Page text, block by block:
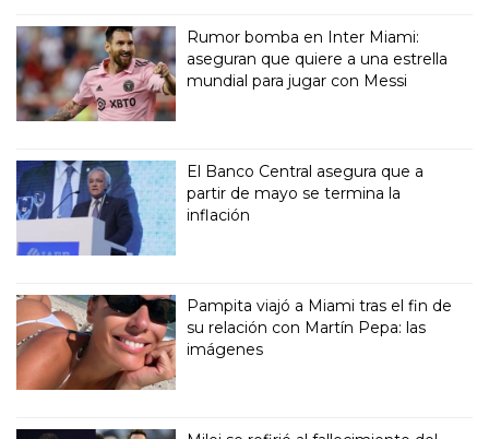
Rumor bomba en Inter Miami:
aseguran que quiere a una estrella
mundial para jugar con Messi
El Banco Central asegura que a
partir de mayo se termina la
inflación
Pampita viajó a Miami tras el fin de
su relación con Martín Pepa: las
imágenes